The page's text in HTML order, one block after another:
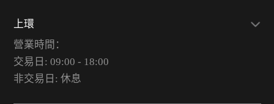
上環
營業時間：
交易日: 09:00 - 18:00
非交易日: 休息